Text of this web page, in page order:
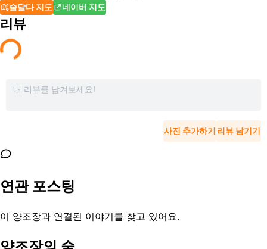
술달다 지도 네이버 지도
리뷰
사진 추가하기 리뷰 남기기
연관 포스팅
이 양조장과 연결된 이야기를 찾고 있어요.